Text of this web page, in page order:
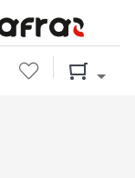
Wishlist